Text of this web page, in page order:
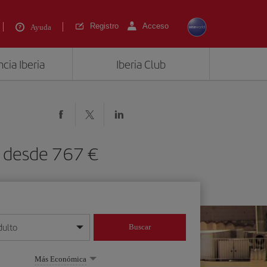
Ayuda Registro Acceso
Iberia Iberia Club
desde 767 €
mes/año
Buscar
Más Económica